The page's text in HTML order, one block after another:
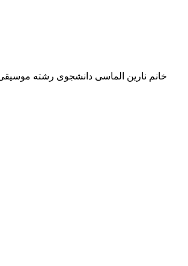
خانم نارین الماسی دانشجوی رشته